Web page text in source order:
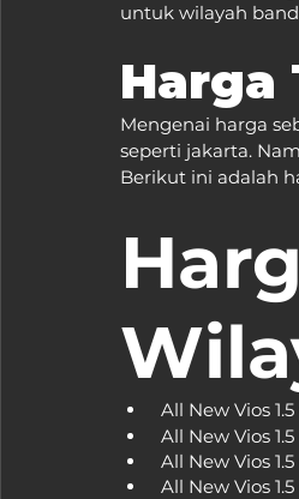
untuk wilayah
Harga
Mengenai harga
seperti jakarta.
Berikut ini adalah